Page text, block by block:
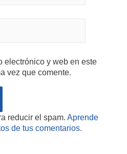
electrónico y web en este
vez que comente.
reducir el spam. Aprende
de tus comentarios.